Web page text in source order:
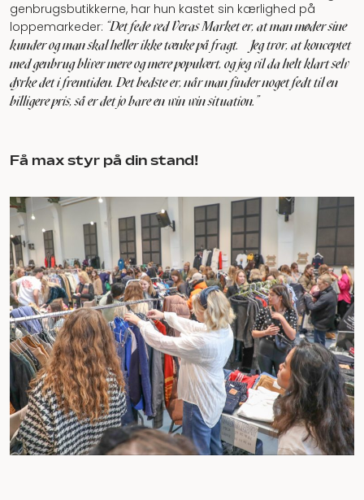
genbrugsbutikkerne, har hun kastet sin kærlighed på
loppemarkeder: "Det fede ved Veras Market er, at man møder sine
kunder og man skal heller ikke tænke på fragt. Jeg tror, at konceptet
med genbrug bliver mere og mere populært, og jeg vil da helt klart selv
dyrke det i fremtiden. Det bedste er, når man finder noget fedt til en
billigere pris, så er det jo bare en win win situation.”
Få max styr på din stand!